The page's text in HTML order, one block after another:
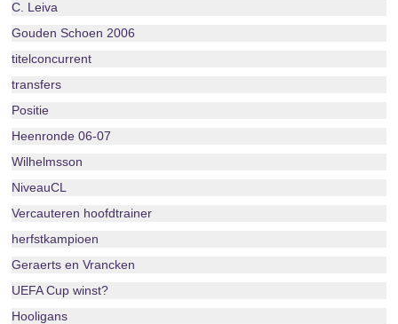
C. Leiva
Gouden Schoen 2006
titelconcurrent
transfers
Positie
Heenronde 06-07
Wilhelmsson
NiveauCL
Vercauteren hoofdtrainer
herfstkampioen
Geraerts en Vrancken
UEFA Cup winst?
Hooligans